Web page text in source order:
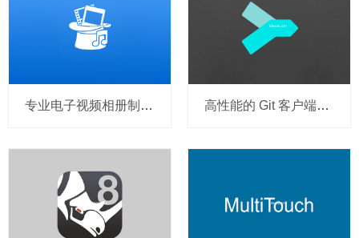
专业电子视频相册制作工具 FotoMagico v6.7.6 破解版 高性能的 Git 客户端工具 Sublime Merge 2.0 Build 2102 破解版